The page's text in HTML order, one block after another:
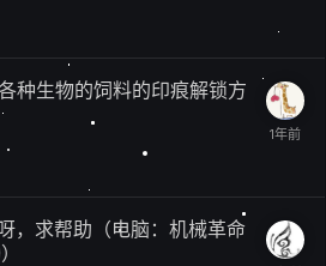
种生物的饲料的印痕解锁方
，求帮助（电脑：机械革命